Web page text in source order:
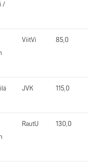
/
ViitVi 85,0
JVK 115,0
RautU 130,0